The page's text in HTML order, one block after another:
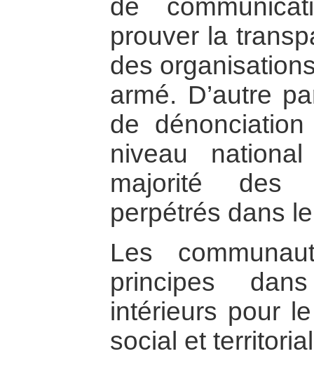
de
prouver la
des
armé. D’autre
de
niveau
majorité des
perpétrés dans
Les
principes
intérieurs pour
social et